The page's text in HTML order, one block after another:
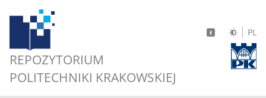
REPOZYTORIUM
POLITECHNIKI KRAKOWSKIEJ
PL